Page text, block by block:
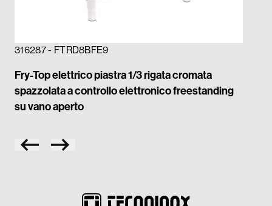
316287 - FTRD8BFE9
Fry-Top elettrico piastra 1/3 rigata cromata
spazzolata a controllo elettronico freestanding
su vano aperto